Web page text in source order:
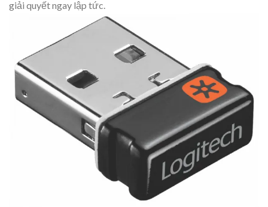
giải quyết ngay lập tức.